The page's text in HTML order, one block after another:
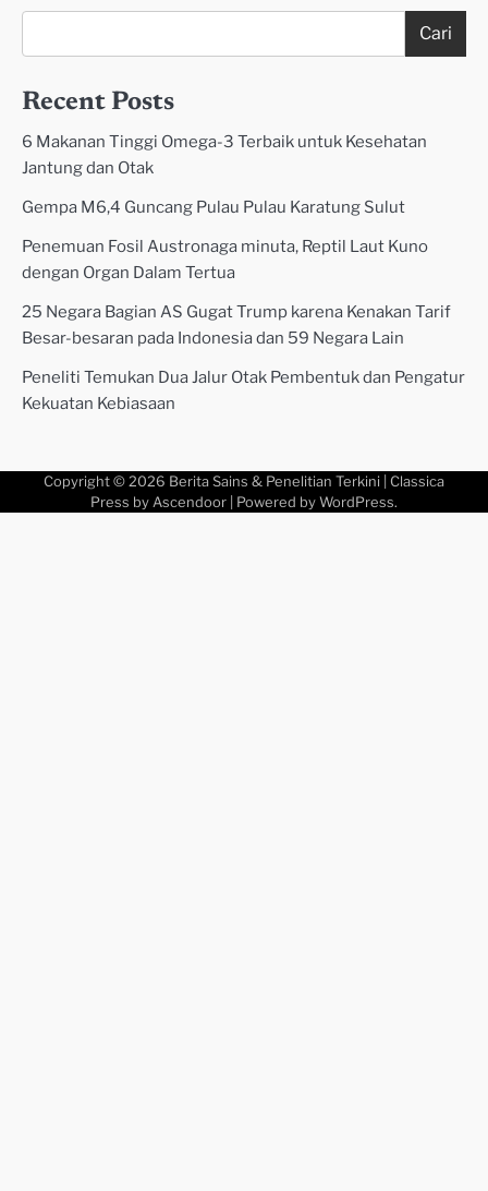
Cari
Recent Posts
6 Makanan Tinggi Omega-3 Terbaik untuk Kesehatan
Jantung dan Otak
Gempa M6,4 Guncang Pulau Pulau Karatung Sulut
Penemuan Fosil Austronaga minuta, Reptil Laut Kuno
dengan Organ Dalam Tertua
25 Negara Bagian AS Gugat Trump karena Kenakan Tarif
Besar-besaran pada Indonesia dan 59 Negara Lain
Peneliti Temukan Dua Jalur Otak Pembentuk dan Pengatur
Kekuatan Kebiasaan
Copyright © 2026 Berita Sains & Penelitian Terkini | Classica
Press by Ascendoor | Powered by WordPress.